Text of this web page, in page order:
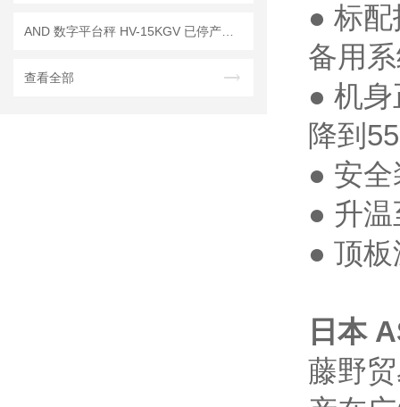
查看全部
● 标
备用
● 机
降到
● 安
● 升
● 顶
日本
藤野